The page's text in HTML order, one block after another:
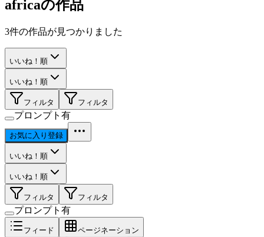
africaの作品
3件の作品が見つかりました
いいね！順
いいね！順
フィルタ フィルタ
プロンプト有
お気に入り登録
いいね！順
いいね！順
フィルタ フィルタ
プロンプト有
フィード ページネーション